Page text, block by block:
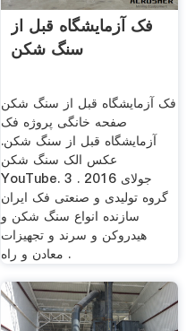
فک آزمایشگاه قبل از
سنگ شکن
فک آزمایشگاه قبل از سنگ شکن
صفحه خانگی پروژه فک
آزمایشگاه قبل از سنگ شکن.
عکس الک سنگ شکن
YouTube. 3 جولای 2016 .
گروه تولیدی و صنعتی فک ایران
سازنده انواع سنگ شکن و
هیدروکن و سرند و تجهیزات
معادن و راه .